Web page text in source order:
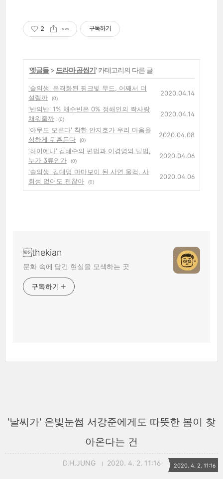
2 구독하기
'옛글들> 드라마 곱씹기' 카테고리의 다른 글
'슬의생' 본격화된 핑크빛 무드, 어째서 더
설렐까
(0)
2020.04.14
'반의반' 1% 채수빈은 0% 정해인의 짝사랑
채워줄까
(0)
2020.04.14
'아무도 모른다' 착한 안지호가 우리 마음을
심하게 뒤흔든다
(0)
2020.04.08
‘하이에나’ 김혜수의 편법과 이경영의 탈법,
누가 3류인가
(0)
2020.04.06
'슬의생' 김대명 마마보이 된 사연 울컥, 사
회성 없어도 괜찮아
(0)
2020.04.06
thekian
문화 속에 담긴 현실을 모색하는 곳
구독하기
'날씨가' 은빛눈썹 서강준에게도 따뜻한 봄이 찾
아온다는 건
D.H.JUNG 2020. 4. 2. 11:16 2020. 4. 2. 11:16